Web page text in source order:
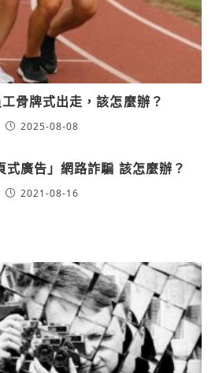
骨牌式出走，該怎麼辦？
2025-08-08
式廣告」網路詐騙 該怎麼辦？
2021-08-16